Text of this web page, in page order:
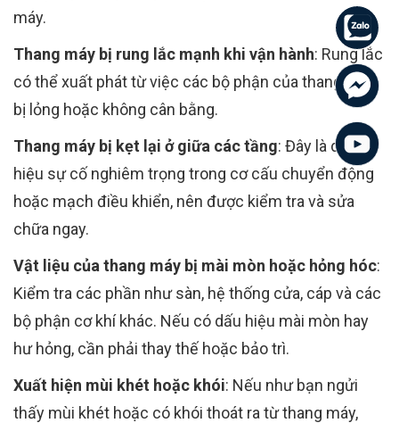
máy.
Thang máy bị rung lắc mạnh khi vận hành: Rung lắc
có thể xuất phát từ việc các bộ phận của thang máy
bị lỏng hoặc không cân bằng.
Thang máy bị kẹt lại ở giữa các tầng: Đây là dấu
hiệu sự cố nghiêm trọng trong cơ cấu chuyển động
hoặc mạch điều khiển, nên được kiểm tra và sửa
chữa ngay.
Vật liệu của thang máy bị mài mòn hoặc hỏng hóc:
Kiểm tra các phần như sàn, hệ thống cửa, cáp và các
bộ phận cơ khí khác. Nếu có dấu hiệu mài mòn hay
hư hỏng, cần phải thay thế hoặc bảo trì.
Xuất hiện mùi khét hoặc khói: Nếu như bạn ngửi
thấy mùi khét hoặc có khói thoát ra từ thang máy,